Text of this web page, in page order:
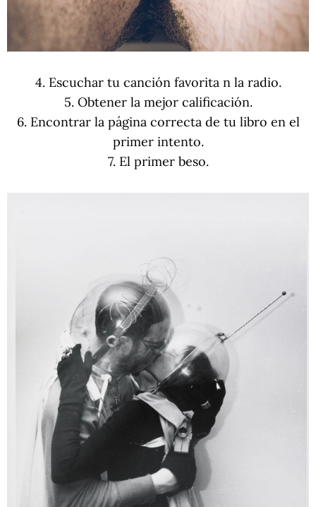
4. Escuchar tu canción favorita n la radio.
5. Obtener la mejor calificación.
6. Encontrar la página correcta de tu libro en el
primer intento.
7. El primer beso.